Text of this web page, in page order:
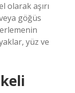
olarak aşırı
göğüs
yüz ve